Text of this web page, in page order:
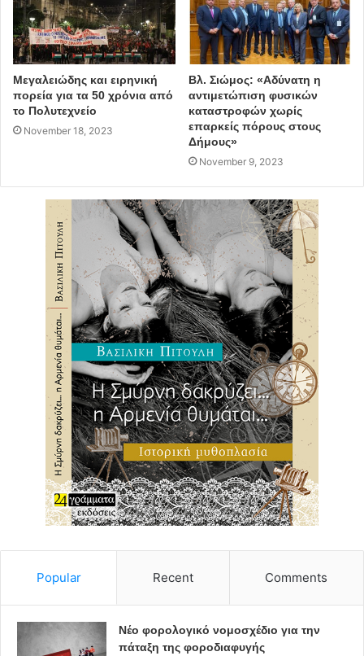
Μεγαλειώδης και ειρηνική
πορεία για τα 50 χρόνια από
το Πολυτεχνείο
November 18, 2023
Βλ. Σιώμος: «Αδύνατη η
αντιμετώπιση φυσικών
καταστροφών χωρίς
επαρκείς πόρους στους
Δήμους»
November 9, 2023
Popular Recent Comments
Νέο φορολογικό νομοσχέδιο για την
πάταξη της φοροδιαφυγής